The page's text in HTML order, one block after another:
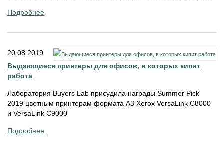
Подробнее
20.08.2019
Выдающиеся принтеры для офисов, в которых кипит
работа
Лаборатория Buyers Lab присудила награды Summer Pick
2019 цветным принтерам формата A3 Xerox VersaLink C8000
и VersaLink C9000
Подробнее